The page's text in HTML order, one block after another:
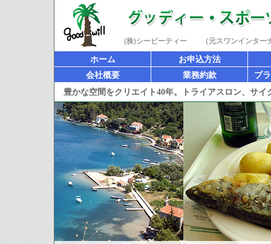
(株)シービーティー （元スワンインター
ホーム
お申込方法
会社概要
業務約款
プ
豊かな空間をクリエイト40年。トライアスロン、サ